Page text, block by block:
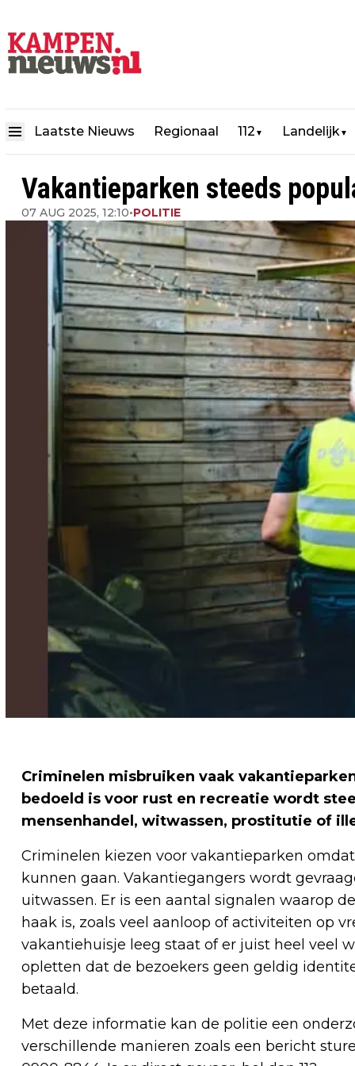
Laatste Nieuws Regionaal 112 ▼ Landelijk▼
Vakantieparken steeds
07 AUG 2025, 12:10•POLITIE
Criminelen misbruiken vaak
bedoeld is voor rust en recreatie wordt
mensenhandel, witwassen, prostitutie of
Criminelen kiezen voor vakantieparken
kunnen gaan. Vakantiegangers wordt
uitwassen. Er is een aantal signalen waarop
haak is, zoals veel aanloop of activiteiten op
vakantiehuisje leeg staat of er juist heel veel
opletten dat de bezoekers geen geldig
betaald.
Met deze informatie kan de politie een
verschillende manieren zoals een bericht